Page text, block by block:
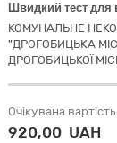
КОМУНАЛЬНЕ
"ДРОГОБИЦЬКА
ДРОГОБИЦЬКОЇ
Очікувана вартість
920,00 UAH